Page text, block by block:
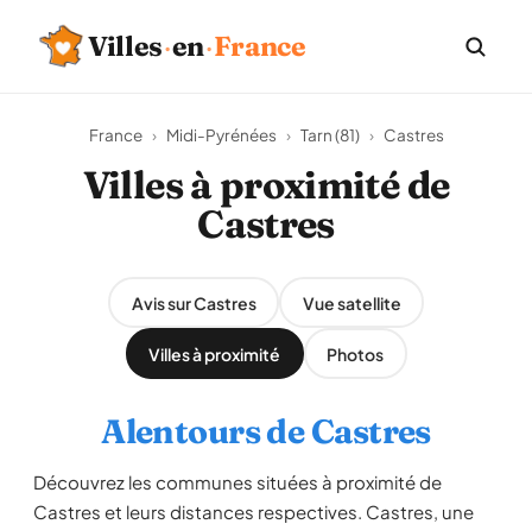
Villes·en·France
France › Midi-Pyrénées › Tarn (81) › Castres
Villes à proximité de
Castres
Avis sur Castres Vue satellite
Villes à proximité Photos
Alentours de Castres
Découvrez les communes situées à proximité de
Castres et leurs distances respectives. Castres, une